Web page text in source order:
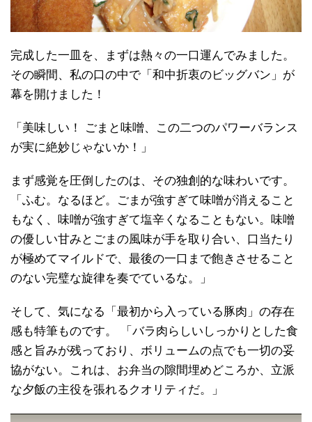
完成した一皿を、まずは熱々の一口運んでみました。
その瞬間、私の口の中で「和中折衷のビッグバン」が
幕を開けました！
「美味しい！ ごまと味噌、この二つのパワーバランス
が実に絶妙じゃないか！」
まず感覚を圧倒したのは、その独創的な味わいです。
「ふむ。なるほど。ごまが強すぎて味噌が消えること
もなく、味噌が強すぎて塩辛くなることもない。味噌
の優しい甘みとごまの風味が手を取り合い、口当たり
が極めてマイルドで、最後の一口まで飽きさせること
のない完璧な旋律を奏でているな。」
そして、気になる「最初から入っている豚肉」の存在
感も特筆ものです。 「バラ肉らしいしっかりとした食
感と旨みが残っており、ボリュームの点でも一切の妥
協がない。これは、お弁当の隙間埋めどころか、立派
な夕飯の主役を張れるクオリティだ。」